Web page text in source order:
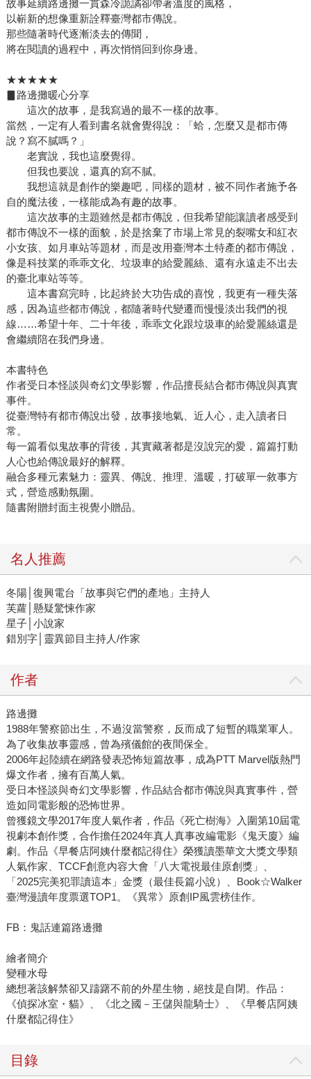
故事延續路邊攤一貫森冷詭譎卻帶著溫度的風格，
以嶄新的想像重新詮釋臺灣都市傳說。
那些隨著時代逐漸淡去的傳聞，
將在閱讀的過程中，再次悄悄回到你身邊。
★★★★★
▊路邊攤暖心分享
這次的故事，是我寫過的最不一樣的故事。
當然，一定有人看到書名就會覺得說：「蛤，怎麼又是都市傳
說？寫不膩嗎？」
老實說，我也這麼覺得。
但我也要說，還真的寫不膩。
我想這就是創作的樂趣吧，同樣的題材，被不同作者施予各
自的魔法後，一樣能成為有趣的故事。
這次故事的主題雖然是都市傳說，但我希望能讓讀者感受到
都市傳說不一樣的面貌，於是捨棄了市場上常見的裂嘴女和紅衣
小女孩、如月車站等題材，而是改用臺灣本土特產的都市傳說，
像是科技業的乖乖文化、垃圾車的給愛麗絲、還有永遠走不出去
的臺北車站等等。
這本書寫完時，比起終於大功告成的喜悅，我更有一種失落
感，因為這些都市傳說，都隨著時代變遷而慢慢淡出我們的視
線……希望十年、二十年後，乖乖文化跟垃圾車的給愛麗絲還是
會繼續陪在我們身邊。
本書特色
作者受日本怪談與奇幻文學影響，作品擅長結合都市傳說與真實
事件。
從臺灣特有都市傳說出發，故事接地氣、近人心，走入讀者日
常。
每一篇看似鬼故事的背後，其實藏著都是沒說完的愛，篇篇打動
人心也給傳說最好的解釋。
融合多種元素魅力：靈異、傳說、推理、溫暖，打破單一敘事方
式，營造感動氛圍。
隨書附贈封面主視覺小贈品。
名人推薦
冬陽│復興電台「故事與它們的產地」主持人
芙蘿│懸疑驚悚作家
星子│小說家
錯別字│靈異節目主持人/作家
作者
路邊攤
1988年警察節出生，不過沒當警察，反而成了短暫的職業軍人。
為了收集故事靈感，曾為殯儀館的夜間保全。
2006年起陸續在網路發表恐怖短篇故事，成為PTT Marvel版熱門
爆文作者，擁有百萬人氣。
受日本怪談與奇幻文學影響，作品結合都市傳說與真實事件，營
造如同電影般的恐怖世界。
曾獲鏡文學2017年度人氣作者，作品《死亡樹海》入圍第10屆電
視劇本創作獎，合作擔任2024年真人真事改編電影《鬼天廈》編
劇。作品《早餐店阿姨什麼都記得住》榮獲讀墨華文大獎文學類
人氣作家、TCCF創意內容大會「八大電視最佳原創獎」、
「2025完美犯罪讀這本」金獎（最佳長篇小說）、Book☆Walker
臺灣漫讀年度票選TOP1。《異常》原創IP風雲榜佳作。
FB：鬼話連篇路邊攤
繪者簡介
變種水母
總想著該解禁卻又躊躇不前的外星生物，絕技是自閉。作品：
《偵探冰室・貓》、《北之國－王儲與龍騎士》、《早餐店阿姨
什麼都記得住》
目錄